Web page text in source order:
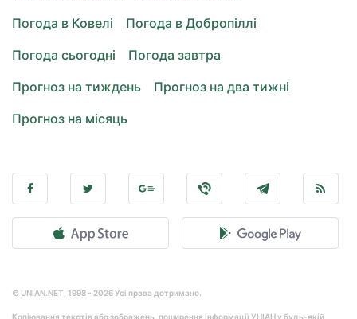
Погода в Ковелі
Погода в Добропіллі
Погода сьогодні
Погода завтра
Прогноз на тиждень
Прогноз на два тижні
Прогноз на місяць
© UNIAN.NET, 1998 - 2026 Усі права дотримано.
Копіювання текстів або зображень, поширення інформації УНІАН у будь-якій